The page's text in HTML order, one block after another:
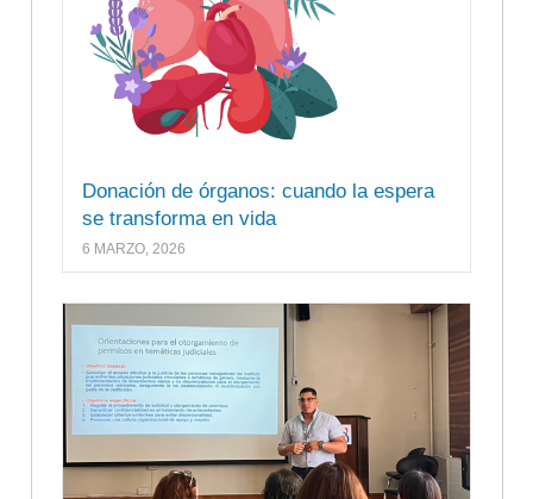
Donación de órganos: cuando la espera
se transforma en vida
6 MARZO, 2026